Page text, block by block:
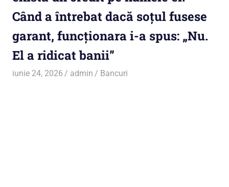
Când a întrebat dacă soțul fusese
garant, funcționara i-a spus: „Nu.
El a ridicat banii”
iunie 24, 2026 admin Bancuri